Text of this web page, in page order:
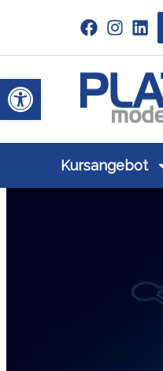
Link
Kursangebot